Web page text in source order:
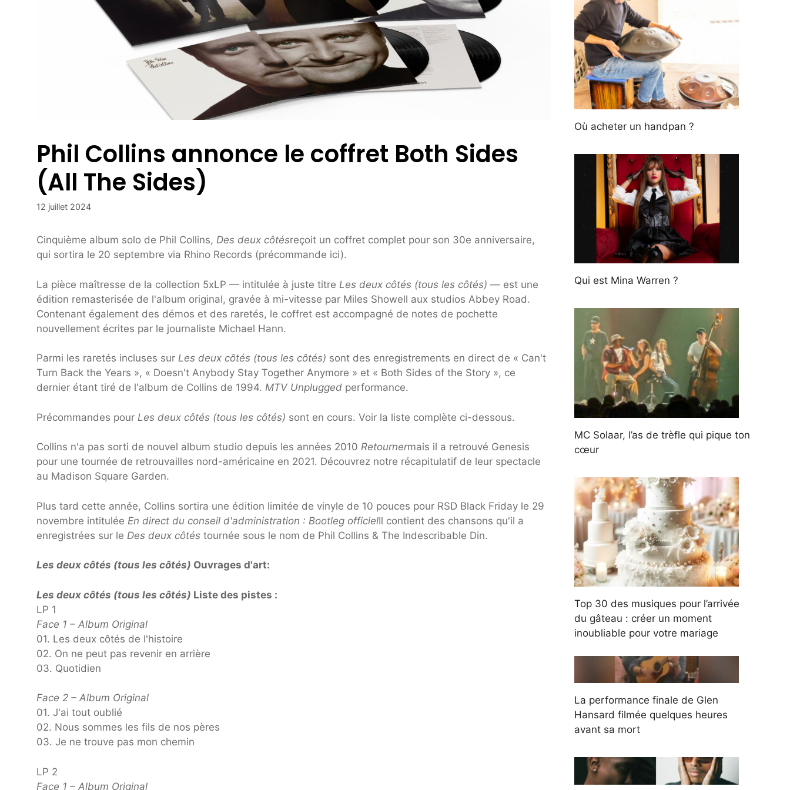
Phil Collins annonce le coffret Both Sides
(All The Sides)
12 juillet 2024
Cinquième album solo de Phil Collins, Des deux côtésreçoit un coffret complet pour son 30e anniversaire,
qui sortira le 20 septembre via Rhino Records (précommande ici).
La pièce maîtresse de la collection 5xLP — intitulée à juste titre Les deux côtés (tous les côtés) — est une
édition remasterisée de l'album original, gravée à mi-vitesse par Miles Showell aux studios Abbey Road.
Contenant également des démos et des raretés, le coffret est accompagné de notes de pochette
nouvellement écrites par le journaliste Michael Hann.
Parmi les raretés incluses sur Les deux côtés (tous les côtés) sont des enregistrements en direct de « Can't
Turn Back the Years », « Doesn't Anybody Stay Together Anymore » et « Both Sides of the Story », ce
dernier étant tiré de l'album de Collins de 1994. MTV Unplugged performance.
Précommandes pour Les deux côtés (tous les côtés) sont en cours. Voir la liste complète ci-dessous.
Collins n'a pas sorti de nouvel album studio depuis les années 2010 Retournermais il a retrouvé Genesis
pour une tournée de retrouvailles nord-américaine en 2021. Découvrez notre récapitulatif de leur spectacle
au Madison Square Garden.
Plus tard cette année, Collins sortira une édition limitée de vinyle de 10 pouces pour RSD Black Friday le 29
novembre intitulée En direct du conseil d'administration : Bootleg officielIl contient des chansons qu'il a
enregistrées sur le Des deux côtés tournée sous le nom de Phil Collins & The Indescribable Din.
Les deux côtés (tous les côtés) Ouvrages d'art:
Les deux côtés (tous les côtés) Liste des pistes :
LP 1
Face 1 – Album Original
01. Les deux côtés de l'histoire
02. On ne peut pas revenir en arrière
03. Quotidien
Face 2 – Album Original
01. J'ai tout oublié
02. Nous sommes les fils de nos pères
03. Je ne trouve pas mon chemin
LP 2
Face 1 – Album Original
Où acheter un handpan ?
Qui est Mina Warren ?
MC Solaar, l’as de trèfle qui pique ton
cœur
Top 30 des musiques pour l’arrivée
du gâteau : créer un moment
inoubliable pour votre mariage
La performance finale de Glen
Hansard filmée quelques heures
avant sa mort